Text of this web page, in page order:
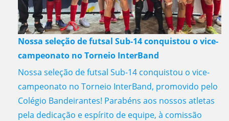
Nossa seleção de futsal Sub-14 conquistou o vice-
campeonato no Torneio InterBand
Nossa seleção de futsal Sub-14 conquistou o vice-
campeonato no Torneio InterBand, promovido pelo
Colégio Bandeirantes! Parabéns aos nossos atletas
pela dedicação e espírito de equipe, à comissão